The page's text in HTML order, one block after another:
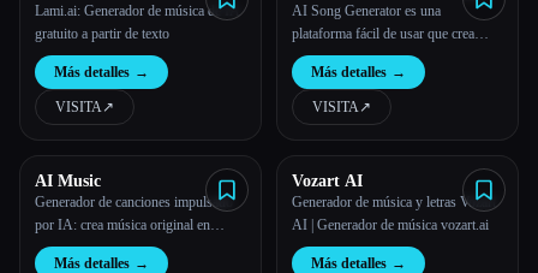
Generator from Text
Lami.ai: Generador de música de IA
gratuito a partir de texto
Más detalles →
VISITA↗︎
Online
AI Song Generator es una
plataforma fácil de usar que crea
música de alta calidad y libre de
derechos en varios estilos, perfecta
para vídeos, anuncios y proyectos
creativos.
Más detalles →
VISITA↗︎
AI Music
Generador de canciones impulsado
por IA: crea música original en
minutos
Más detalles →
Vozart AI
Generador de música y letras Vozart
AI | Generador de música vozart.ai
Más detalles →